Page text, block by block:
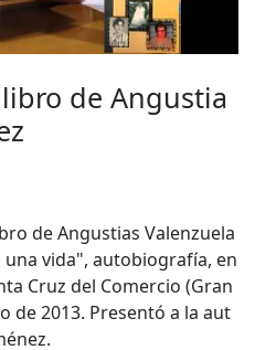
de Angustia
de Angustias Valenzuela
vida", autobiografía, en
Cruz del Comercio (Gran
de 2013. Presentó a la aut